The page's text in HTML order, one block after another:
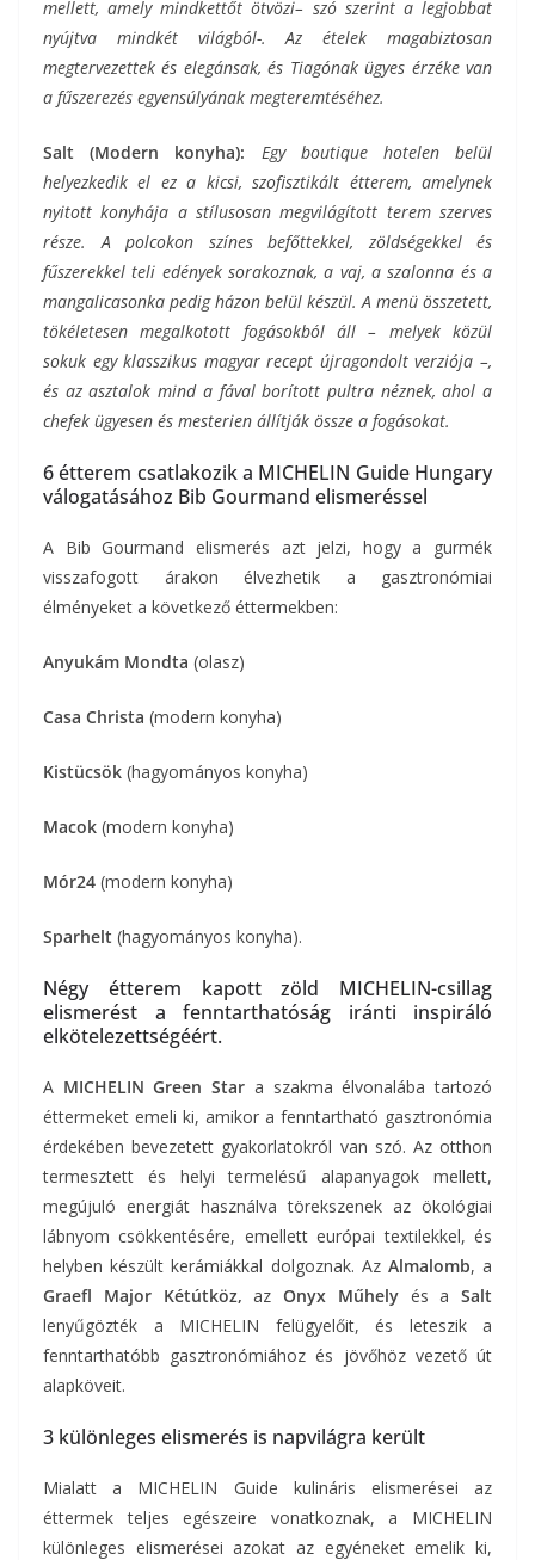
mellett, amely mindkettőt ötvözi– szó szerint a legjobbat
nyújtva mindkét világból-. Az ételek magabiztosan
megtervezettek és elegánsak, és Tiagónak ügyes érzéke van
a fűszerezés egyensúlyának megteremtéséhez.
Salt (Modern konyha): Egy boutique hotelen belül
helyezkedik el ez a kicsi, szofisztikált étterem, amelynek
nyitott konyhája a stílusosan megvilágított terem szerves
része. A polcokon színes befőttekkel, zöldségekkel és
fűszerekkel teli edények sorakoznak, a vaj, a szalonna és a
mangalicasonka pedig házon belül készül. A menü összetett,
tökéletesen megalkotott fogásokból áll – melyek közül
sokuk egy klasszikus magyar recept újragondolt verziója –,
és az asztalok mind a fával borított pultra néznek, ahol a
chefek ügyesen és mesterien állítják össze a fogásokat.
6 étterem csatlakozik a MICHELIN Guide Hungary
válogatásához Bib Gourmand elismeréssel
A Bib Gourmand elismerés azt jelzi, hogy a gurmék
visszafogott árakon élvezhetik a gasztronómiai
élményeket a következő éttermekben:
Anyukám Mondta (olasz)
Casa Christa (modern konyha)
Kistücsök (hagyományos konyha)
Macok (modern konyha)
Mór24 (modern konyha)
Sparhelt (hagyományos konyha).
Négy étterem kapott zöld MICHELIN-csillag
elismerést a fenntarthatóság iránti inspiráló
elkötelezettségéért.
A MICHELIN Green Star a szakma élvonalába tartozó
éttermeket emeli ki, amikor a fenntartható gasztronómia
érdekében bevezetett gyakorlatokról van szó. Az otthon
termesztett és helyi termelésű alapanyagok mellett,
megújuló energiát használva törekszenek az ökológiai
lábnyom csökkentésére, emellett európai textilekkel, és
helyben készült kerámiákkal dolgoznak. Az Almalomb, a
Graefl Major Kétútköz, az Onyx Műhelyés a Salt
lenyűgözték a MICHELIN felügyelőit, és leteszik a
fenntarthatóbb gasztronómiához és jövőhöz vezető út
alapköveit.
3 különleges elismerés is napvilágra került
Mialatt a MICHELIN Guide kulináris elismerései az
éttermek teljes egészeire vonatkoznak, a MICHELIN
különleges elismerései azokat az egyéneket emelik ki,